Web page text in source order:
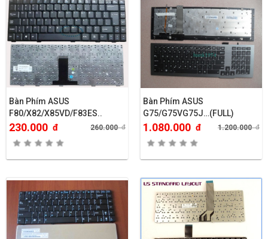
Bàn Phím ASUS
F80/X82/X85VD/F83ES..
230.000 đ 260.000đ
Bàn Phím ASUS
G75/G75VG75J…(FULL)
1.080.000 đ 1.200.000đ